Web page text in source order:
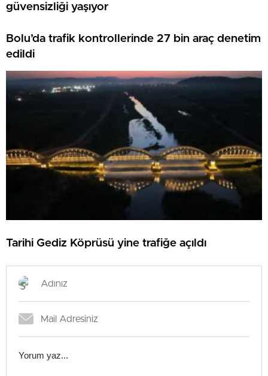
güvensizliği yaşıyor
Bolu’da trafik kontrollerinde 27 bin araç denetim
edildi
Tarihi Gediz Köprüsü yine trafiğe açıldı